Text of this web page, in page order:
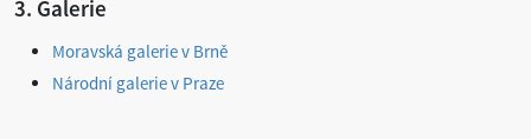
3. Galerie
Moravská galerie v Brně
Národní galerie v Praze